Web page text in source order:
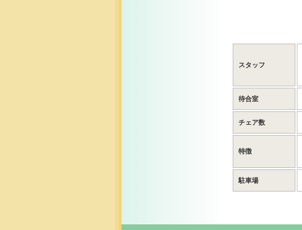
スタッフ
待合室
チェア数
特徴
駐車場